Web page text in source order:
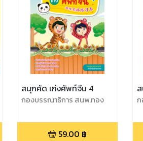
สนุกคัด เก่งศัพท์จีน 4
กองบรรณาธิการ สนพ.ทอง
59.00 ฿